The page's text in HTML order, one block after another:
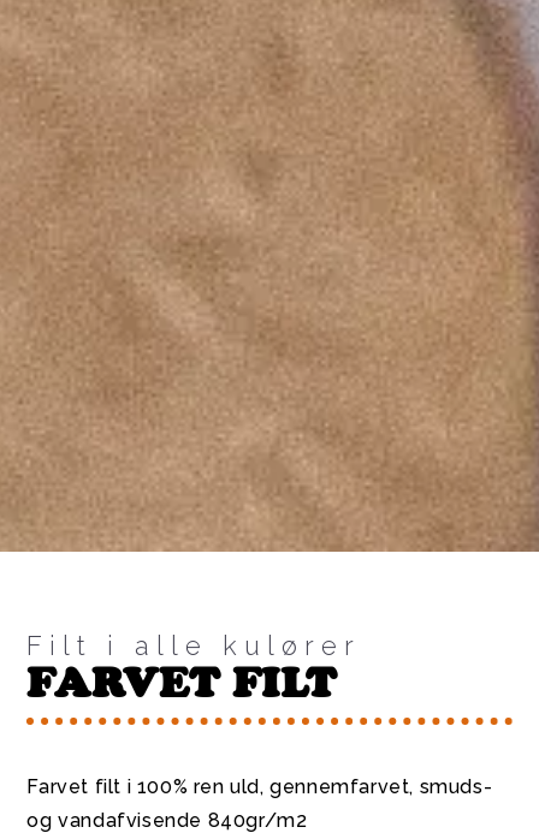
Filt i alle kulører
FARVET FILT
Farvet filt i 100% ren uld, gennemfarvet, smuds-
og vandafvisende 840gr/m2